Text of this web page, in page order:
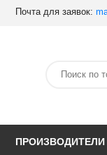
Почта для заявок:
ПРОИЗВОДИТЕЛИ